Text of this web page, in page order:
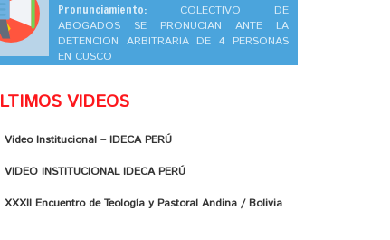
Pronunciamiento: COLECTIVO DE
ABOGADOS SE PRONUCIAN ANTE LA
DETENCION ARBITRARIA DE 4 PERSONAS
EN CUSCO
LTIMOS VIDEOS
Video Institucional – IDECA PERÚ
VIDEO INSTITUCIONAL IDECA PERÚ
XXXII Encuentro de Teología y Pastoral Andina / Bolivia